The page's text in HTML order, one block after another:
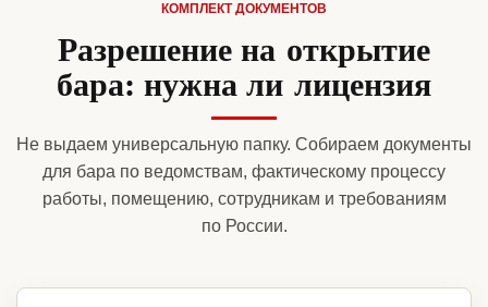
КОМПЛЕКТ ДОКУМЕНТОВ
Разрешение на открытие
бара: нужна ли лицензия
Не выдаем универсальную папку. Собираем документы
для бара по ведомствам, фактическому процессу
работы, помещению, сотрудникам и требованиям
по России.